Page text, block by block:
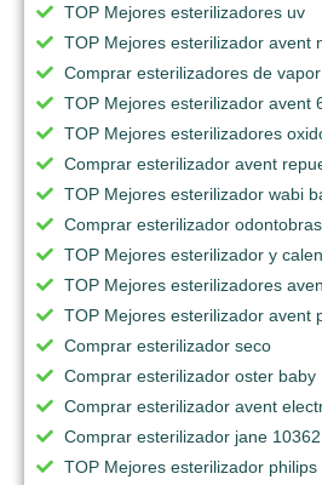
TOP Mejores esterilizadores uv
TOP Mejores esterilizador avent
Comprar esterilizadores de vapor
TOP Mejores esterilizador avent
TOP Mejores esterilizadores
Comprar esterilizador avent
TOP Mejores esterilizador wabi
Comprar esterilizador odontobras
TOP Mejores esterilizador y
TOP Mejores esterilizadores
TOP Mejores esterilizador avent
Comprar esterilizador seco
Comprar esterilizador oster baby
Comprar esterilizador avent
Comprar esterilizador jane 10362
TOP Mejores esterilizador philips